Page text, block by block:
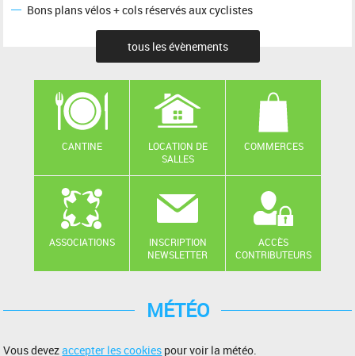
Bons plans vélos + cols réservés aux cyclistes
tous les évènements
CANTINE
LOCATION DE
SALLES
COMMERCES
ASSOCIATIONS
INSCRIPTION
NEWSLETTER
ACCÈS
CONTRIBUTEURS
MÉTÉO
Vous devezaccepter les cookies pour voir la météo.